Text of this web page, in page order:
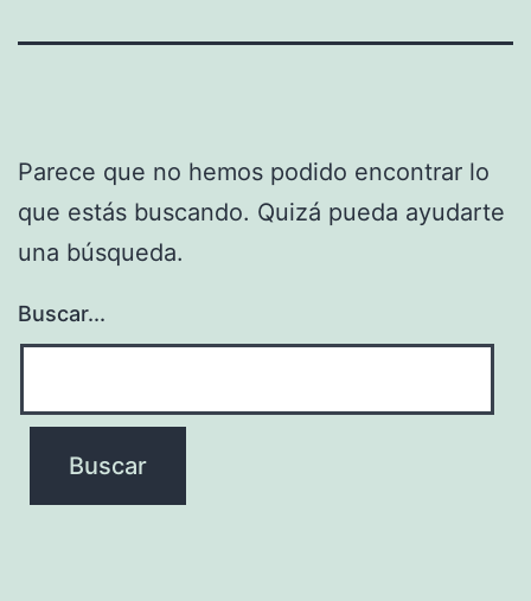
Parece que no hemos podido encontrar lo
que estás buscando. Quizá pueda ayudarte
una búsqueda.
Buscar...